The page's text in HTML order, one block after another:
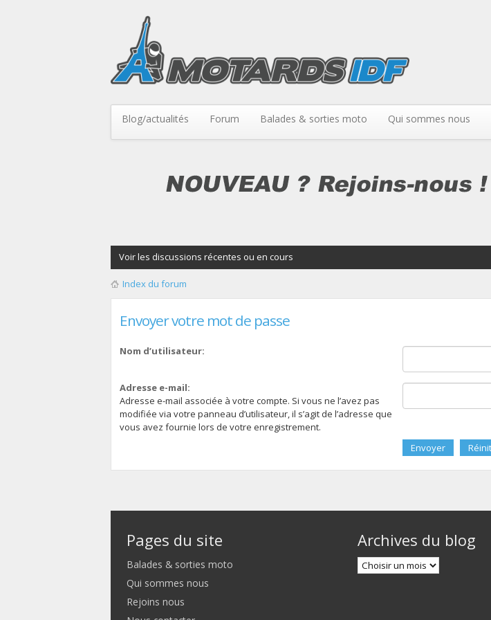
Blog/actualités Forum Balades & sorties moto Qui sommes nous
Voir les discussions récentes ou en cours
Index du forum
Envoyer votre mot de passe
Nom d’utilisateur:
Adresse e-mail:
Adresse e-mail associée à votre compte. Si vous ne l’avez pas
modifiée via votre panneau d’utilisateur, il s’agit de l’adresse que
vous avez fournie lors de votre enregistrement.
Pages du site
Balades & sorties moto
Qui sommes nous
Rejoins nous
Archives du blog